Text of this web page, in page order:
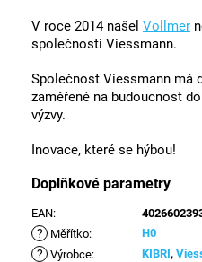
V roce 2014 našel Vollmer
společnosti Viessmann.
Společnost Viessmann má
zaměřené na budoucnost
výzvy.
Inovace, které se hýbou!
Doplňkové parametry
EAN:
? Měřítko: H0
? Výrobce: KIBRI,